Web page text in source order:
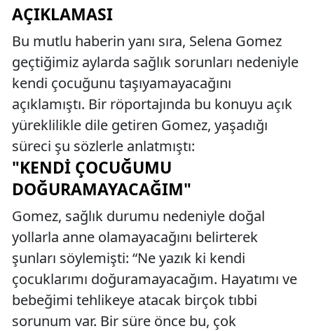
AÇIKLAMASI
Bu mutlu haberin yanı sıra, Selena Gomez
geçtiğimiz aylarda sağlık sorunları nedeniyle
kendi çocuğunu taşıyamayacağını
açıklamıştı. Bir röportajında bu konuyu açık
yüreklilikle dile getiren Gomez, yaşadığı
süreci şu sözlerle anlatmıştı:
"KENDI ÇOCUĞUMU
DOĞURAMAYACAĞIM"
Gomez, sağlık durumu nedeniyle doğal
yollarla anne olamayacağını belirterek
şunları söylemişti: “Ne yazık ki kendi
çocuklarımı doğuramayacağım. Hayatımı ve
bebeğimi tehlikeye atacak birçok tıbbi
sorunum var. Bir süre önce bu, çok